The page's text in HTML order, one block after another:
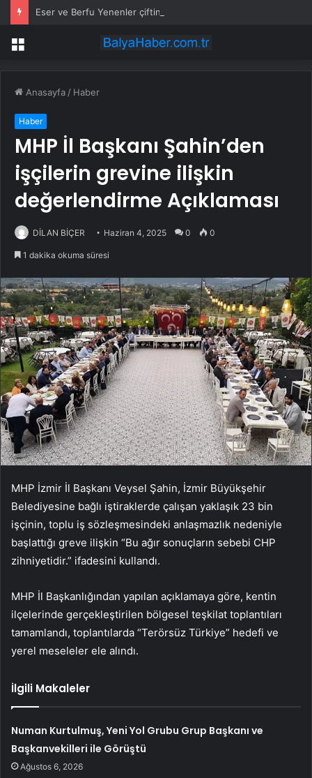
Eser ve Berfu Yenenler çiftini yıkan haber
Menü
Anasayfa / Haber
Haber
MHP İl Başkanı Şahin’den
işçilerin grevine ilişkin
değerlendirme Açıklaması
DİLAN BİÇER Haziran 4, 2025 0 0
1 dakika okuma süresi
MHP İzmir İl Başkanı Veysel Şahin, İzmir Büyükşehir
Belediyesine bağlı iştiraklerde çalışan yaklaşık 23 bin
işçinin, toplu iş sözleşmesindeki anlaşmazlık nedeniyle
başlattığı greve ilişkin “Bu ağır sonuçların sebebi CHP
zihniyetidir.” ifadesini kullandı.
MHP İl Başkanlığından yapılan açıklamaya göre, kentin
ilçelerinde gerçekleştirilen bölgesel teşkilat toplantıları
tamamlandı, toplantılarda “Terörsüz Türkiye” hedefi ve
yerel meseleler ele alındı.
İlgili Makaleler
Numan Kurtulmuş, Yeni Yol Grubu Grup Başkanı ve
Başkanvekilleri ile Görüştü
Ağustos 6, 2026